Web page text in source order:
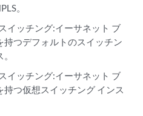
。
イッチング:イーサネット ブ
持つデフォルトのスイッチン
イッチング:イーサネット ブ
持つ仮想スイッチング インス